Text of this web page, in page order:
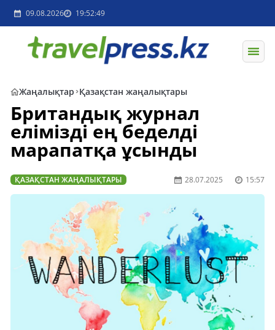
09.08.2026 19:52:49
Жаңалықтар Қазақстан жаңалықтары
Британдық журнал
елімізді ең беделді
марапатқа ұсынды
ҚАЗАҚСТАН ЖАҢАЛЫҚТАРЫ 28.07.2025 15:57